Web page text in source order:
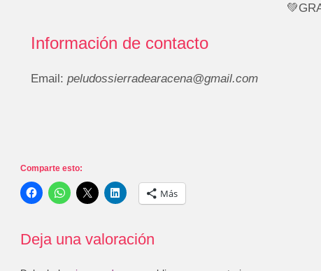
Información de contacto
Email:peludossierradearacena@gmail.com
Comparte esto:
Más
Deja una valoración